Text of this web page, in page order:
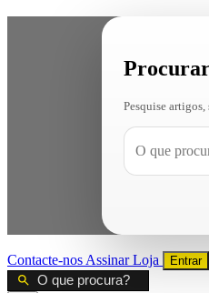
Pesquise artigos,
Contacte-nos AssinarLoja Entrar